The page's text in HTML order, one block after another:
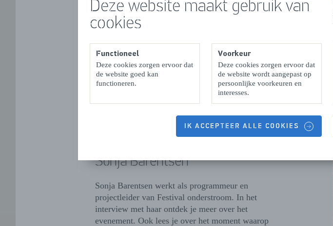
Deze website maakt gebruik van
cookies
Functioneel
Deze cookies zorgen ervoor dat
de website goed kan
functioneren.
Voorkeur
Deze cookies zorgen ervoor dat
de website wordt aangepast op
persoonlijke voorkeuren en
interesses.
IK ACCEPTEER ALLE COOKIES
Sonja Barentsen
Sonja Barentsen werkt als programmeur en
projectleider van Festival onderstroom. In het
interview met haar ontdek je meer over het
evenement. Ook lees je over het moment waarop